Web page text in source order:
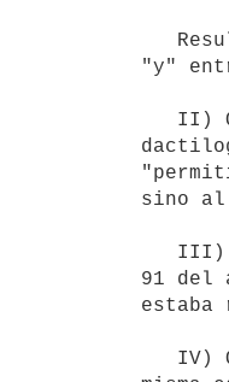
"y"
sino al
91 del
estaba